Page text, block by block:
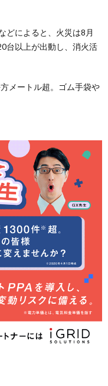
どによると、火災は8月
台以上が出動し、消火活
メートル超。ゴム手袋や